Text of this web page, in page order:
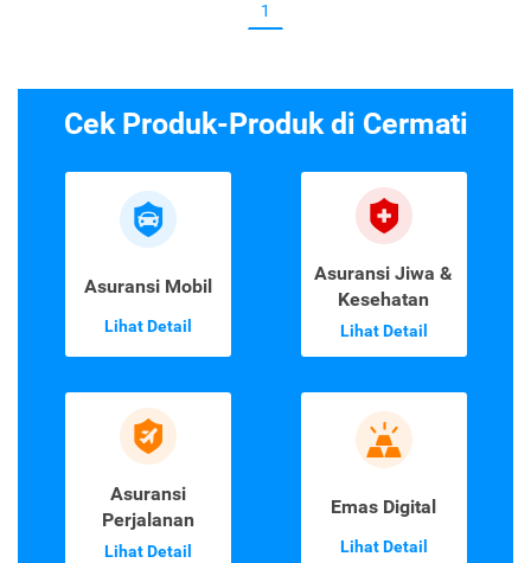
1
Cek Produk-Produk di Cermati
Asuransi Mobil
Lihat Detail
Asuransi Jiwa &
Kesehatan
Lihat Detail
Asuransi
Perjalanan
Lihat Detail
Emas Digital
Lihat Detail